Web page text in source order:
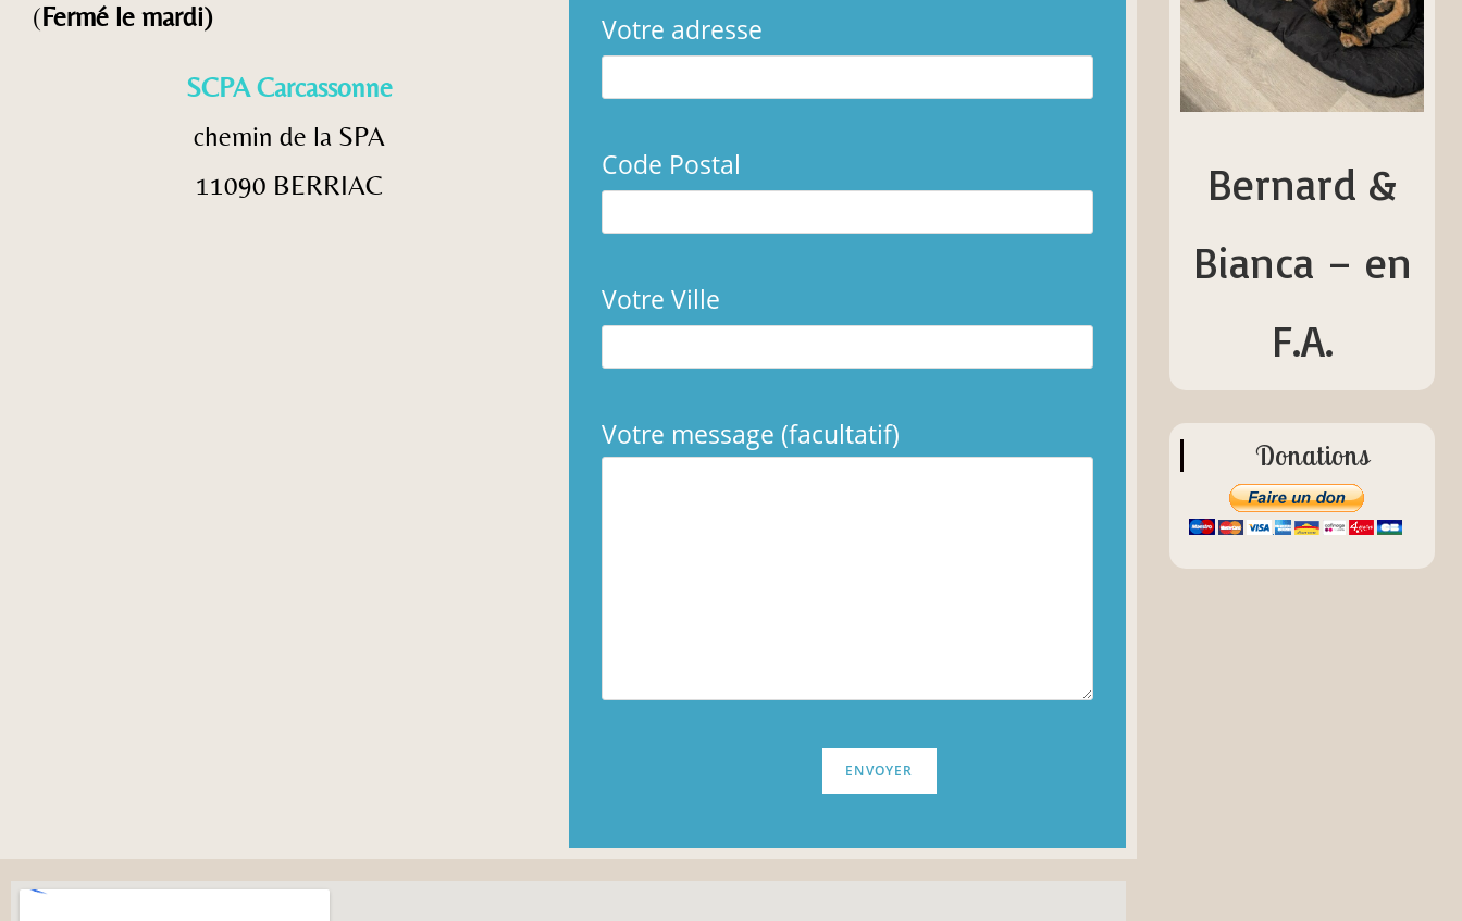
(Fermé le mardi)
SCPA Carcassonne
chemin de la SPA
11090 BERRIAC
Votre adresse
Code Postal
Votre Ville
Votre message (facultatif)
Bernard &
Bianca – en
F.A.
Donations